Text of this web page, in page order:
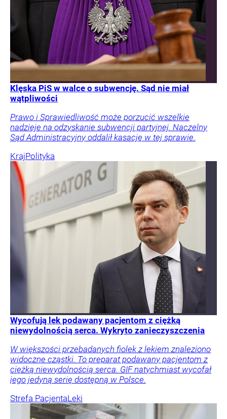
Klęska PiS w walce o subwencję. Sąd nie miał
wątpliwości
Prawo i Sprawiedliwość może porzucić wszelkie
nadzieje na odzyskanie subwencji partyjnej. Naczelny
Sąd Administracyjny oddalił kasację w tej sprawie.
KrajPolityka
Wycofują lek podawany pacjentom z ciężką
niewydolnością serca. Wykryto zanieczyszczenia
W większości przebadanych fiolek z lekiem znaleziono
widoczne cząstki. To preparat podawany pacjentom z
ciężką niewydolnością serca. GIF natychmiast wycofał
jego jedyną serię dostępną w Polsce.
Strefa PacjentaLeki